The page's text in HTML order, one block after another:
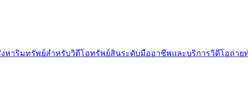
สังหาริมทรัพย์สำหรับวิดีโอทรัพย์สินระดับมืออาชีพและบริการวิดีโอถ่า